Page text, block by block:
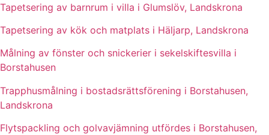
Tapetsering av barnrum i villa i Glumslöv, Landskrona
Tapetsering av kök och matplats i Häljarp, Landskrona
Målning av fönster och snickerier i sekelskiftesvilla i
Borstahusen
Trapphusmålning i bostadsrättsförening i Borstahusen,
Landskrona
Flytspackling och golvavjämning utfördes i Borstahusen,